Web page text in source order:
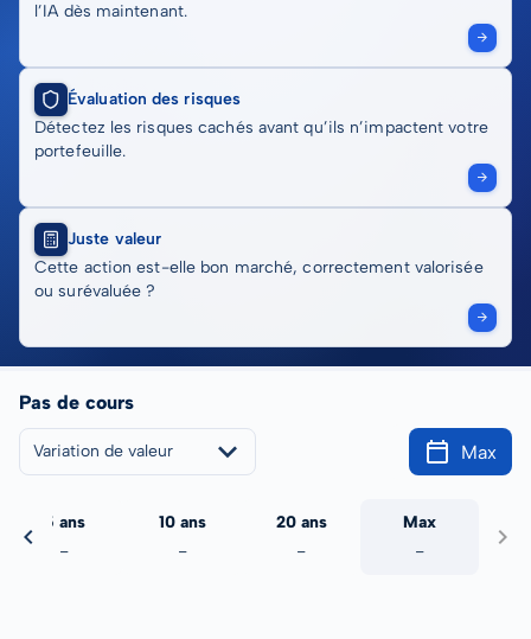
l’IA dès maintenant.
Évaluation des risques
Détectez les risques cachés avant qu’ils n’impactent votre
portefeuille.
Juste valeur
Cette action est-elle bon marché, correctement valorisée
ou surévaluée ?
Pas de cours
Variation de valeur Max
5 ans
-
10 ans
-
20 ans
-
Max
-